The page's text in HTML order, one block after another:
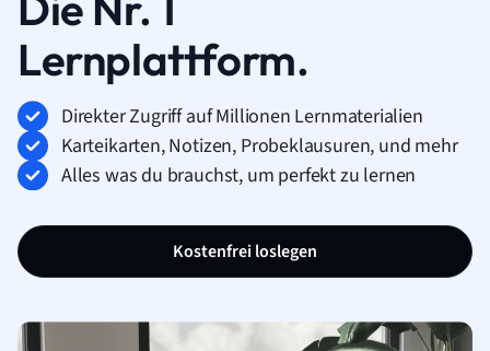
Lernplattform.
Direkter Zugriff auf Millionen Lernmaterialien
Karteikarten, Notizen, Probeklausuren, und mehr
Alles was du brauchst, um perfekt zu lernen
Kostenfrei loslegen